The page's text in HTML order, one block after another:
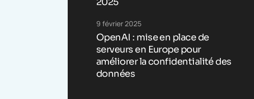
2025
OpenAI : mise en place de
serveurs en Europe pour
améliorer la confidentialité des
données
9 février 2025